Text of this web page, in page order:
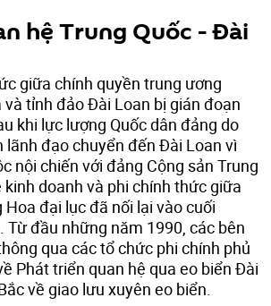
hệ Trung Quốc - Đài
giữa chính quyền trung ương
và tỉnh đảo Đài Loan bị gián đoạn
khi lực lượng Quốc dân đảng do
lãnh đạo chuyển đến Đài Loan vì
nội chiến với đảng Cộng sản Trung
kinh doanh và phi chính thức giữa
Hoa đại lục đã nối lại vào cuối
Từ đầu những năm 1990, các bên
qua các tổ chức phi chính phủ
Phát triển quan hệ qua eo biển Đài
về giao lưu xuyên eo biển.